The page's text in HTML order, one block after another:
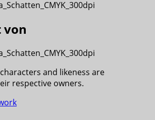
von
and likeness are
respective owners.